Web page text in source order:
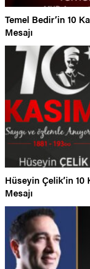
Temel Bedir’in 10
Mesajı
Hüseyin Çelik’in 10
Mesajı